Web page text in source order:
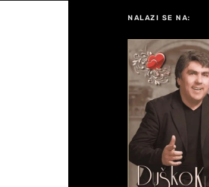
NALAZI SE NA: